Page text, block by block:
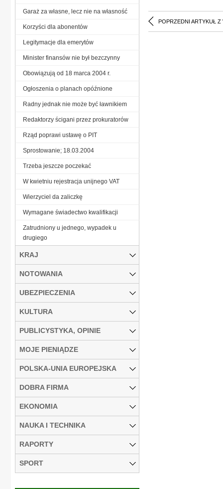
POPRZEDNI ARTYKUŁ Z
Garaż za własne, lecz nie na własność
Korzyści dla abonentów
Legitymacje dla emerytów
Minister finansów nie był bezczynny
Obowiązują od 18 marca 2004 r.
Ogłoszenia o planach opóźnione
Radny jednak nie może być ławnikiem
Redaktorzy ścigani przez prokuratorów
Rząd poprawi ustawę o PIT
Sprostowanie; 18.03.2004
Trzeba jeszcze poczekać
W kwietniu rejestracja unijnego VAT
Wierzyciel da zaliczkę
Wymagane świadectwo kwalifikacji
Zatrudniony u jednego, wypadek u
drugiego
KRAJ
NOTOWANIA
UBEZPIECZENIA
KULTURA
PUBLICYSTYKA, OPINIE
MOJE PIENIĄDZE
POLSKA-UNIA EUROPEJSKA
DOBRA FIRMA
EKONOMIA
NAUKA I TECHNIKA
RAPORTY
SPORT